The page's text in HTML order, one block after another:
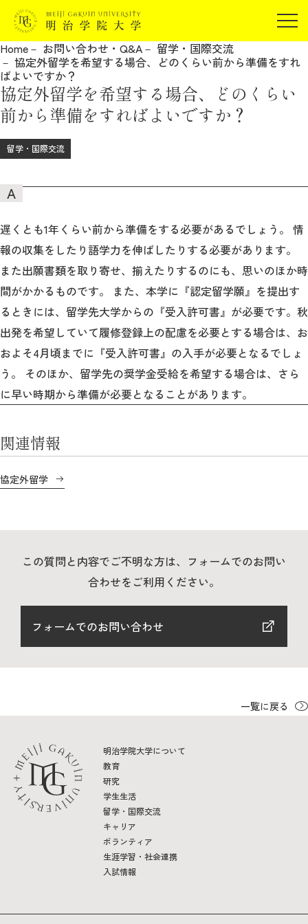
在学生の方
保証人の方
企業・研究者の方
JP EN
卒業生の方
保証人の方
報道関係の方
明治学院大学について
教育
研究
学生生活
留学・国際交流
キャリア
ボランティア
入試情報サイト
MGグッズ オンラインショップ
（外部サイト）
キャンパス
Home お問い合わせ・Q&A
留学・国際交流
協定外留学を希望する場合、どのくらい前から準備をすれ
ばよいですか？
協定外留学を希望する場合、どのくらい
前から準備をすればよいですか？
留学・国際交流
遅くとも1年くらい前から準備をする必要があるでしょう。 情
報の収集をしたり語学力を伸ばしたりする必要があります。
また出願書類を取り寄せ、揃えたりするのにも、思いのほか時
間がかかるものです。 また、本学に『認定留学願』を提出す
るときには、留学先大学からの『受入許可書』が必要です。秋
出発を希望していて履修登録上の配慮を必要とする場合は、お
およそ4月頃までに『受入許可書』の入手が必要となるでしょ
う。 そのほか、留学先の奨学金受給を希望する場合は、さら
に早い時期から準備が必要となることがあります。
関連情報
協定外留学
この質問と内容でご不明な方は、フォームでのお問い
合わせをご利用ください。
フォームでのお問い合わせ
一覧に戻る
明治学院大学について
教育
研究
学生生活
留学・国際交流
キャリア
ボランティア
生涯学習・社会連携
入試情報